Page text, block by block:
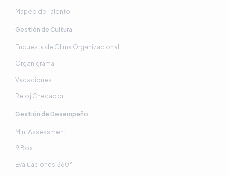
Mapeo de Talento.
Gestión de Cultura
Encuesta de Clima Organizacional.
Organigrama.
Vacaciones.
Reloj Checador.
Gestión de Desempeño
Mini Assessment.
9 Box.
Evaluaciones 360°.